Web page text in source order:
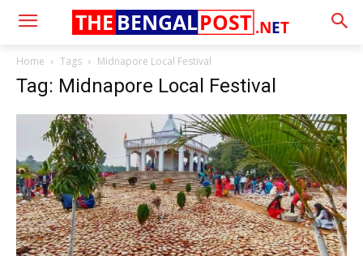
.NET
THE BENGALPOST
Home Tags Midnapore Local Festival
Tag: Midnapore Local Festival